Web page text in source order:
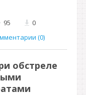
95
0
(0)
обстреле